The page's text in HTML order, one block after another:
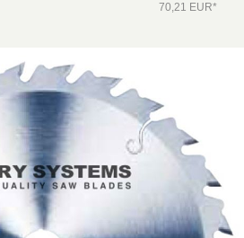
70,21 EUR*